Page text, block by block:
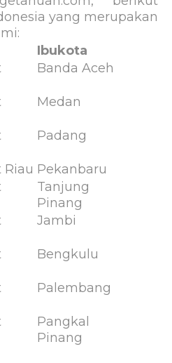
yang merupakan
Ibukota
Banda Aceh
Medan
Padang
Riau Pekanbaru
Tanjung
Pinang
Jambi
Bengkulu
Palembang
Pangkal
Pinang